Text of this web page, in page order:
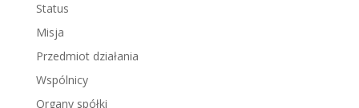
Status
Misja
Przedmiot działania
Wspólnicy
Organy spółki